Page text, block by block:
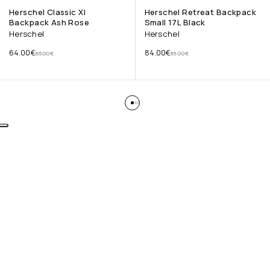
Herschel Classic Xl
Backpack Ash Rose
Herschel
65.00€
64.00€
Herschel Retreat Backpack
Small 17L Black
Herschel
85.00€
84.00€